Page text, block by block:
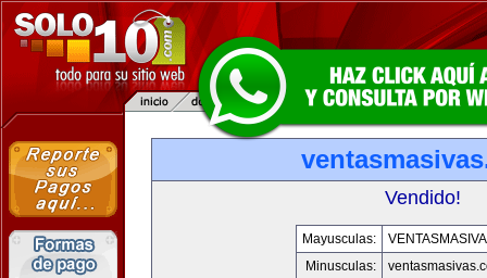
Vendido!
Mayusculas:
Minusculas: